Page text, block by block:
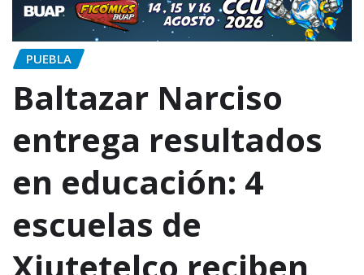
PUEBLA
Baltazar Narciso
entrega resultados
en educación: 4
escuelas de